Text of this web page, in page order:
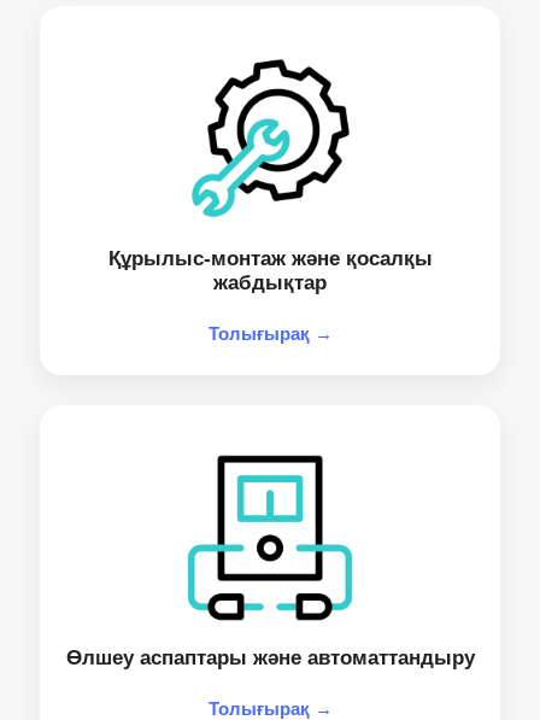
Құрылыс-монтаж және қосалқы
жабдықтар
Толығырақ →
Өлшеу аспаптары және автоматтандыру
Толығырақ →